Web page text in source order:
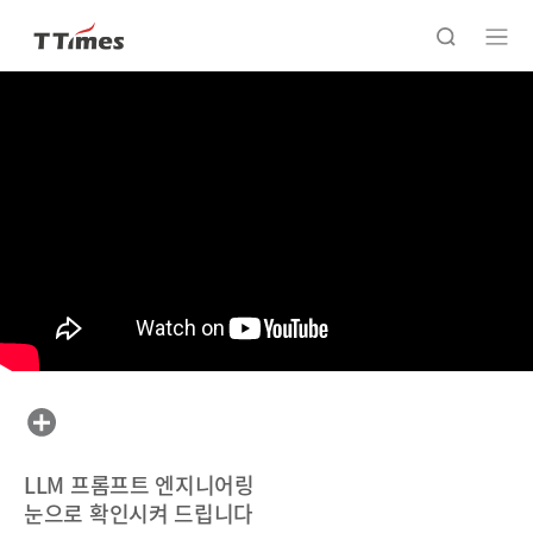
LLM 프롬프트 엔지니어링
눈으로 확인시켜 드립니다